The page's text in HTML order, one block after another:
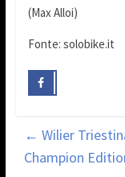
(Max Alloi)
Fonte: solobike.it
← Wilier
Champion